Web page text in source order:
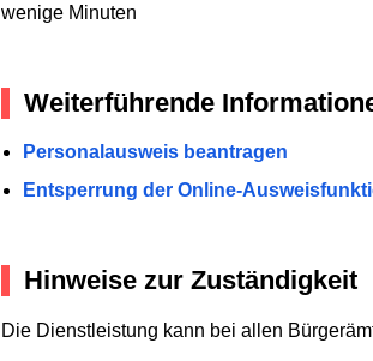
wenige Minuten
Weiterführende
Personalausweis beantragen
Entsperrung der Online-
Hinweise zur Zuständigkeit
Die Dienstleistung kann bei allen